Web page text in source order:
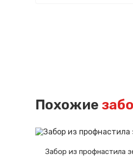
Похожие
Забор из профнастила